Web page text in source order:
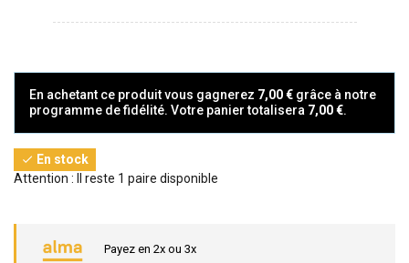
En achetant ce produit vous gagnerez 7,00 € grâce à notre
programme de fidélité. Votre panier totalisera 7,00 €.
 En stock
Attention : Il reste 1 paire disponible
Payez en 2x ou 3x